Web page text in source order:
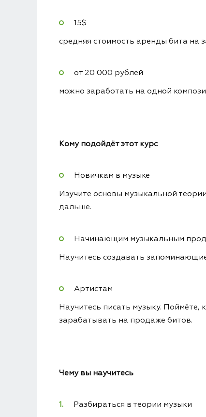
15$
средняя стоимость аренды бита на
от 20 000 рублей
можно заработать на одной
Кому подойдёт этот курс
Новичкам в музыке
Изучите основы музыкальной
дальше.
Начинающим музыкальным
Научитесь создавать
Артистам
Научитесь писать музыку. Поймёте,
зарабатывать на продаже битов.
Чему вы научитесь
Разбираться в теории музыки